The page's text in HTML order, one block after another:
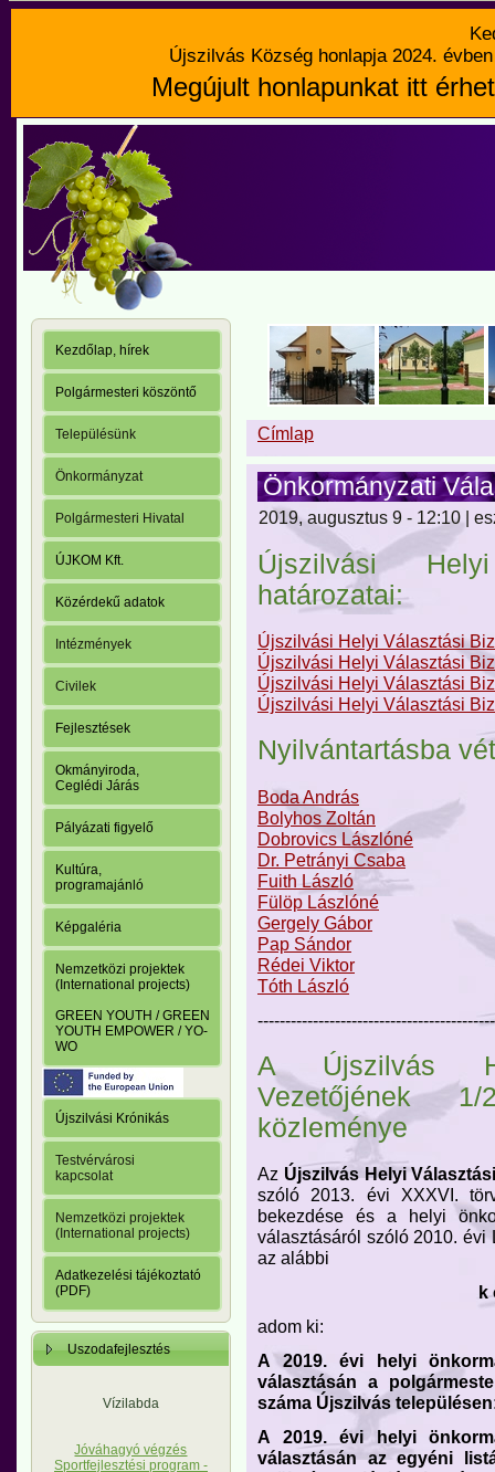
Újszilvás Község honlapja 2024.
Megújult honlapunkat itt
Kezdőlap, hírek
Polgármesteri köszöntő
Településünk
Önkormányzat
Polgármesteri Hivatal
ÚJKOM Kft.
Közérdekű adatok
Intézmények
Civilek
Fejlesztések
Okmányiroda,
Ceglédi Járás
Pályázati figyelő
Kultúra,
programajánló
Képgaléria
Nemzetközi projektek
(International projects)
GREEN YOUTH / GREEN
YOUTH EMPOWER / YO-
WO
Újszilvási Krónikás
Testvérvárosi
kapcsolat
Nemzetközi projektek
(International projects)
Adatkezelési tájékoztató
(PDF)
Uszodafejlesztés
Vízilabda
Jóváhagyó végzés
Sportfejlesztési program -
Címlap
Önkormányzati
2019, augusztus 9 - 12:10 |
Újszilvási
határozatai:
Újszilvási Helyi Választási
Újszilvási Helyi Választási
Újszilvási Helyi Választási
Újszilvási Helyi Választási
Nyilvántartásba
Boda András
Bolyhos Zoltán
Dobrovics Lászlóné
Dr. Petrányi Csaba
Fuith László
Fülöp Lászlóné
Gergely Gábor
Pap Sándor
Rédei Viktor
Tóth László
A Újszilvás
Vezetőjének
közleménye
Az Újszilvás Helyi
szóló 2013. évi XXXVI.
bekezdése és a helyi
választásáról szóló 2010. évi
az alábbi
k
adom ki:
A 2019. évi helyi
választásán a
száma Újszilvás
A 2019. évi helyi
választásán az egyéni